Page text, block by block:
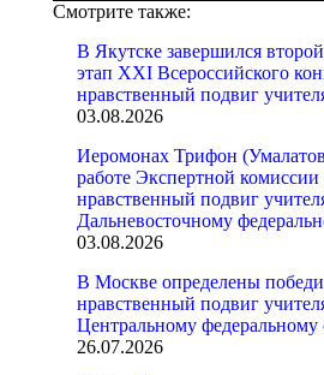
Смотрите также:
В Якутске завершился
этап XXI Всероссийского
нравственный подвиг
03.08.2026
Иеромонах Трифон
работе Экспертной комиссии
нравственный подвиг
Дальневосточному
03.08.2026
В Москве определены
нравственный подвиг
Центральному федеральному
26.07.2026